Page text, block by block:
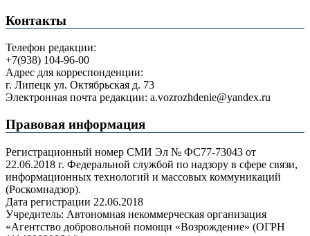
Контакты
Телефон редакции:
+7(938) 104-96-00
Адрес для корреспонденции:
г. Липецк ул. Октябрьская д. 73
Электронная почта редакции: a.vozrozhdenie@yandex.ru
Правовая информация
Регистрационный номер СМИ Эл № ФС77-73043 от
22.06.2018 г. Федеральной службой по надзору в сфере связи,
информационных технологий и массовых коммуникаций
(Роскомнадзор).
Дата регистрации 22.06.2018
Учредитель: Автономная некоммерческая организация
«Агентство добровольной помощи «Возрождение» (ОГРН